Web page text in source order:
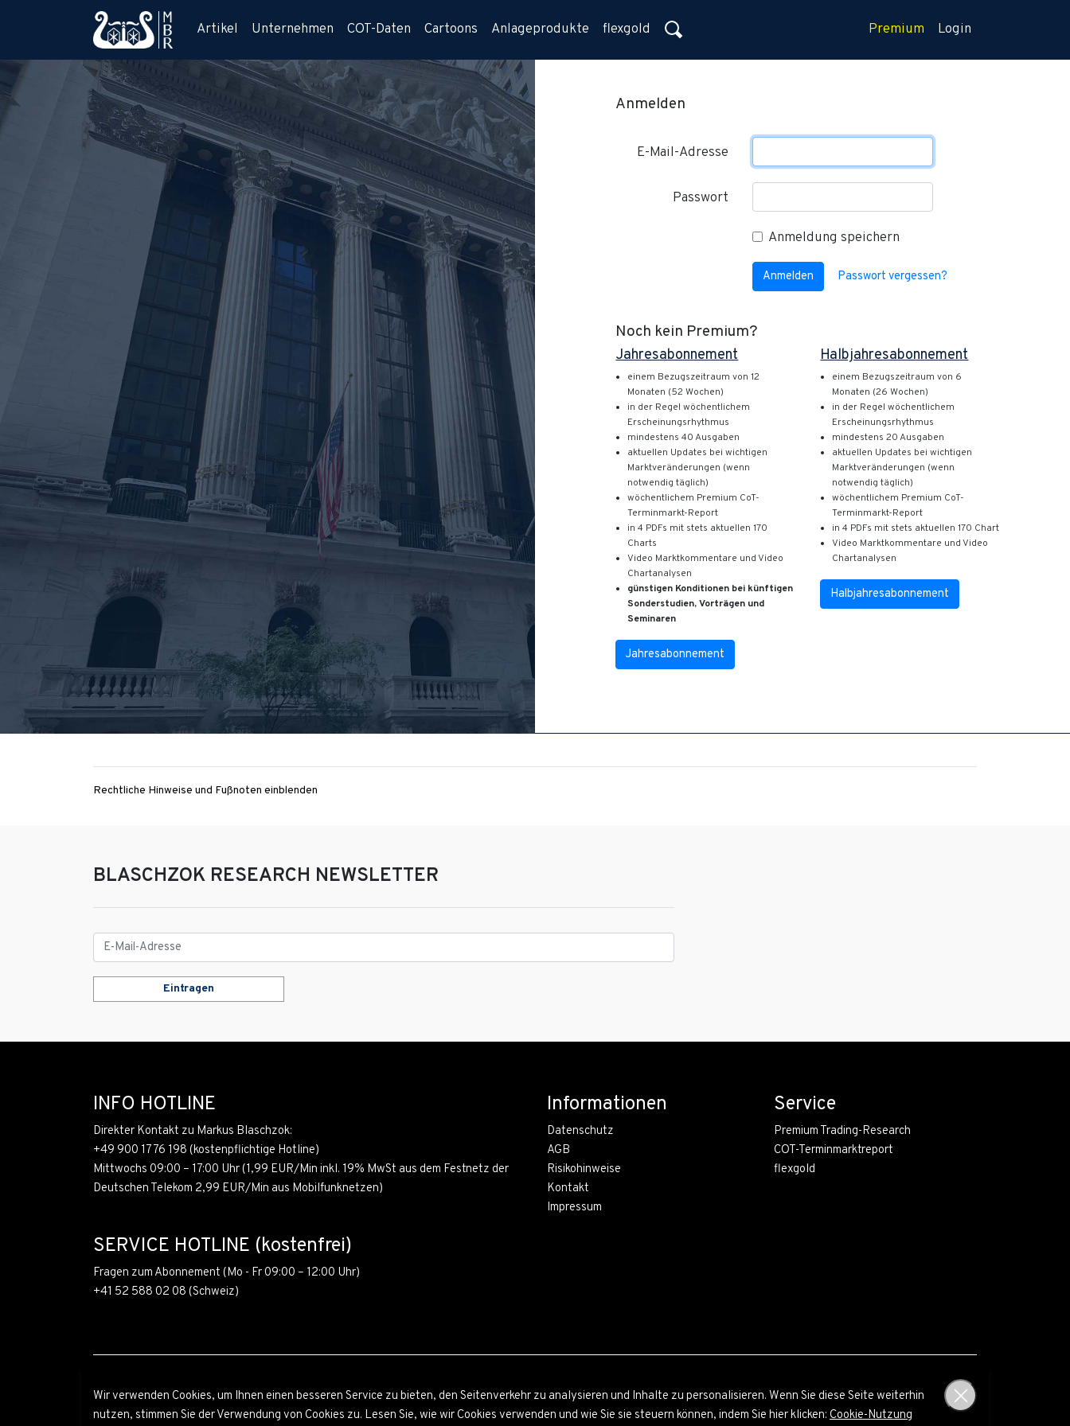
Artikel Unternehmen COT-Daten Cartoons Anlageprodukte flexgold Premium Login
Anmelden
E-Mail-Adresse
Passwort
Anmeldung speichern
Anmelden Passwort vergessen?
Noch kein Premium?
Jahresabonnement
einem Bezugszeitraum von 12
Monaten (52 Wochen)
in der Regel wöchentlichem
Erscheinungsrhythmus
mindestens 40 Ausgaben
aktuellen Updates bei wichtigen
Marktveränderungen (wenn
notwendig täglich)
wöchentlichem Premium CoT-
Terminmarkt-Report
in 4 PDFs mit stets aktuellen 170
Charts
Video Marktkommentare und Video
Chartanalysen
günstigen Konditionen bei künftigen
Sonderstudien, Vorträgen und
Seminaren
Jahresabonnement
Halbjahresabonnement
einem Bezugszeitraum von 6
Monaten (26 Wochen)
in der Regel wöchentlichem
Erscheinungsrhythmus
mindestens 20 Ausgaben
aktuellen Updates bei wichtigen
Marktveränderungen (wenn
notwendig täglich)
wöchentlichem Premium CoT-
Terminmarkt-Report
in 4 PDFs mit stets aktuellen 170 Chart
Video Marktkommentare und Video
Chartanalysen
Halbjahresabonnement
Rechtliche Hinweise und Fußnoten einblenden
BLASCHZOK RESEARCH NEWSLETTER
Eintragen
INFO HOTLINE
Direkter Kontakt zu Markus Blaschzok:
+49 900 1776 198 (kostenpflichtige Hotline)
Mittwochs 09:00 – 17:00 Uhr (1,99 EUR/Min inkl. 19% MwSt aus dem Festnetz der
Deutschen Telekom 2,99 EUR/Min aus Mobilfunknetzen)
SERVICE HOTLINE (kostenfrei)
Fragen zum Abonnement (Mo - Fr 09:00 – 12:00 Uhr)
+41 52 588 02 08 (Schweiz)
Informationen
Datenschutz
AGB
Risikohinweise
Kontakt
Impressum
Service
Premium Trading-Research
COT-Terminmarktreport
flexgold
© Blaschzok Financial Research 2010 - 2026
Wir verwenden Cookies, um Ihnen einen besseren Service zu bieten, den Seitenverkehr zu analysieren und Inhalte zu personalisieren. Wenn Sie diese Seite weiterhin
nutzen, stimmen Sie der Verwendung von Cookies zu. Lesen Sie, wie wir Cookies verwenden und wie Sie sie steuern können, indem Sie hier klicken: Cookie-Nutzung